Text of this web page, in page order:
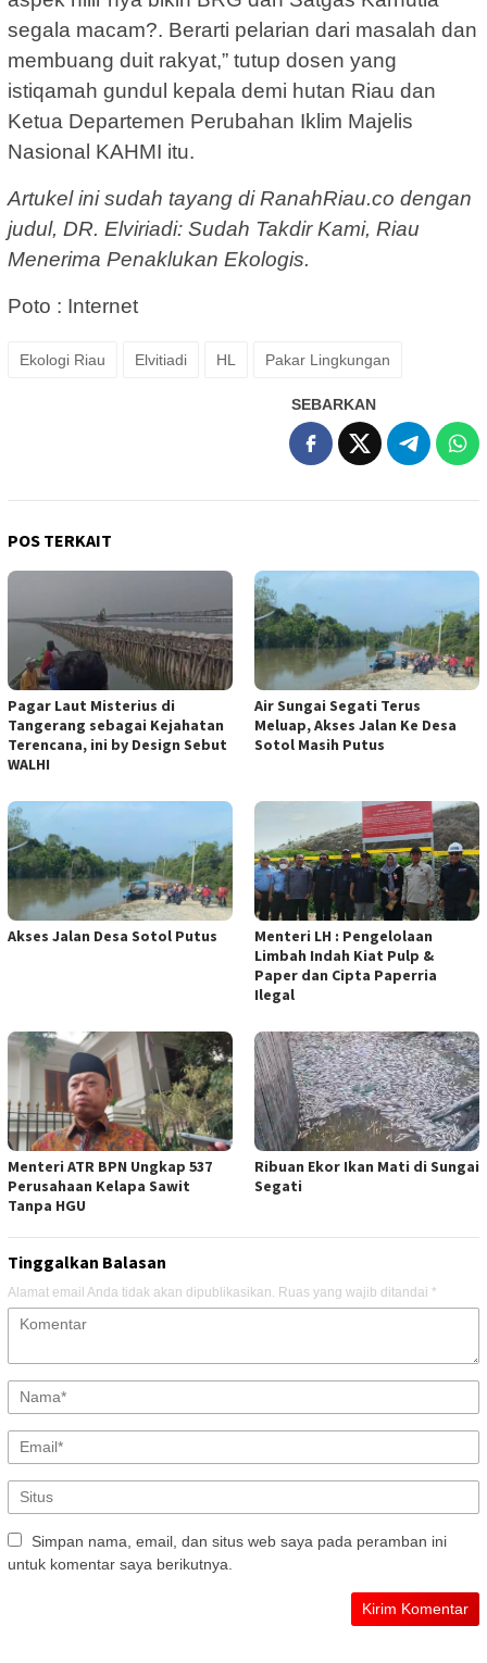
segala macam?. Berarti pelarian dari masalah dan
membuang duit rakyat,” tutup dosen yang
istiqamah gundul kepala demi hutan Riau dan
Ketua Departemen Perubahan Iklim Majelis
Nasional KAHMI itu.
Artukel ini sudah tayang di RanahRiau.co dengan
judul, DR. Elviriadi: Sudah Takdir Kami, Riau
Menerima Penaklukan Ekologis.
Poto : Internet
Ekologi Riau Elvitiadi HL Pakar Lingkungan
SEBARKAN
POS TERKAIT
Pagar Laut Misterius di
Tangerang sebagai Kejahatan
Terencana, ini by Design Sebut
WALHI
Air Sungai Segati Terus
Meluap, Akses Jalan Ke Desa
Sotol Masih Putus
Akses Jalan Desa Sotol Putus
Menteri LH : Pengelolaan
Limbah Indah Kiat Pulp &
Paper dan Cipta Paperria
Ilegal
Menteri ATR BPN Ungkap 537
Perusahaan Kelapa Sawit
Tanpa HGU
Ribuan Ekor Ikan Mati di Sungai
Segati
Tinggalkan Balasan
Alamat email Anda tidak akan dipublikasikan. Ruas yang wajib ditandai *
Simpan nama, email, dan situs web saya pada peramban ini
untuk komentar saya berikutnya.